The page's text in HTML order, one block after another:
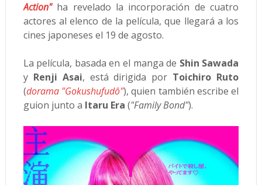
Action"ha revelado la incorporación de cuatro
actores al elenco de la película, que llegará a los
cines japoneses el 19 de agosto.
La película, basada en el manga de Shin Sawada
y Renji Asai, está dirigida por Toichiro Ruto
(dorama "Gokushufudô"), quien también escribe el
guion junto a Itaru Era ("Family Bond").